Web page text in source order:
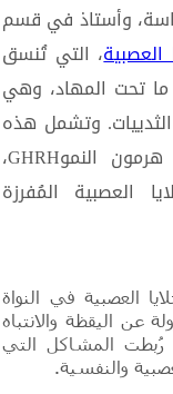
وأستاذ في قسم
العصبية، التي تُنسق
تحت المهاد، وهي
وتشمل هذه
الخلايا العصبية المُفرزة لهرمون إطلاق هرمون النموGHRH،
العصبية المُفرزة
العصبية في النواة
عن اليقظة والانتباه
رُبطت المشاكل التي
والنفسية.